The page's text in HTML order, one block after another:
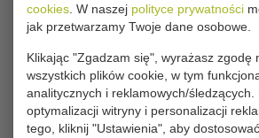
cookies . W naszej polityce prywatności
jak przetwarzamy Twoje dane osobowe.
Klikając "Zgadzam się", wyrażasz zgodę
wszystkich plików cookie, w tym
analitycznych i reklamowych/śledzących.
optymalizacji witryny i personalizacji
tego, kliknij "Ustawienia", aby
Niestety ten Maszyna do